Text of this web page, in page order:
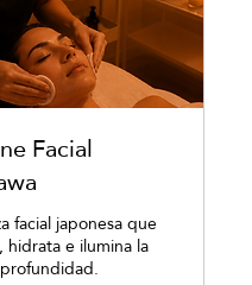
Facial
facial japonesa que
hidrata e ilumina la